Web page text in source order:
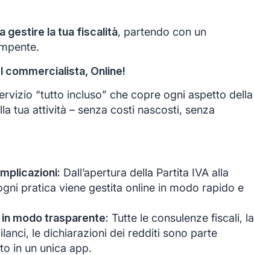
gestire la tua fiscalità, partendo con un
commercialista, Online!
“tutto incluso” che copre ogni aspetto della
tua attività – senza costi nascosti, senza
Dall’apertura della Partita IVA alla
pratica viene gestita online in modo rapido e
modo trasparente: Tutte le consulenze fiscali, la
le dichiarazioni dei redditi sono parte
in un unica app.